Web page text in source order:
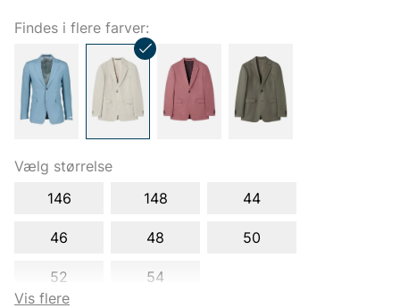
Findes i flere farver:
Vælg størrelse
Vis flere
146 148 44
46 48 50
52 54